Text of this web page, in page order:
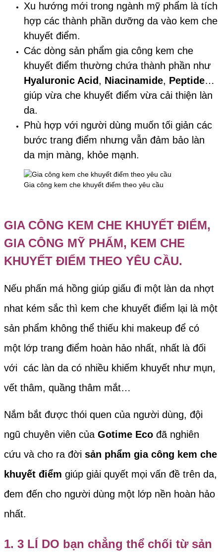
Xu hướng mới trong ngành mỹ phẩm là tích
hợp các thành phần dưỡng da vào kem che
khuyết điểm.
Các dòng sản phẩm gia công kem che
khuyết điểm thường chứa thành phần như
Hyaluronic Acid, Niacinamide, Peptide…
giúp vừa che khuyết điểm vừa cải thiện làn
da.
Phù hợp với người dùng muốn tối giản các
bước trang điểm nhưng vẫn đảm bảo làn
da mịn màng, khỏe mạnh.
Gia công kem che khuyết điểm theo yêu cầu
GIA CÔNG KEM CHE KHUYẾT ĐIỂM,
GIA CÔNG MỸ PHẨM, KEM CHE
KHUYẾT ĐIỂM THEO YÊU CẦU.
Nếu phấn má hồng giúp giấu đi một làn da nhợt
nhat kém sắc thì kem che khuyết điểm lại là một
sản phẩm không thể thiếu khi makeup để có
một lớp trang điểm hoàn hảo nhất, nhất là đối
với các làn da có nhiều khiếm khuyết như mụn,
vết thâm, quầng thâm mắt…
Nắm bắt được thói quen của người dùng, đội
ngũ chuyên viên của Gotime Eco đã nghiên
cứu và cho ra đời sản phẩm gia công kem che
khuyết điểm giúp giải quyết mọi vấn đề trên da,
đem đến cho người dùng một lớp nền hoàn hảo
nhất.
1. 3 LÍ DO bạn chẳng thể chối từ sản